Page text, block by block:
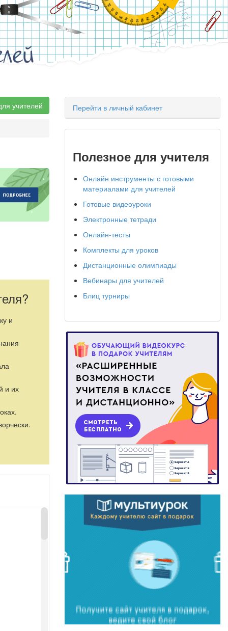
учителей
и
и их
Перейти в личный кабинет
Полезное для учителя
Онлайн инструменты с готовыми
материалами для учителей
Готовые видеоуроки
Электронные тетради
Онлайн-тесты
Комплекты для уроков
Дистанционные олимпиады
Вебинары для учителей
Блиц турниры